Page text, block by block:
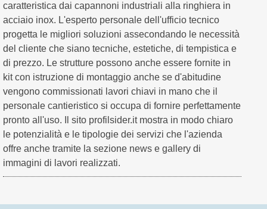
caratteristica dai capannoni industriali alla ringhiera in
acciaio inox. L'esperto personale dell'ufficio tecnico
progetta le migliori soluzioni assecondando le necessità
del cliente che siano tecniche, estetiche, di tempistica e
di prezzo. Le strutture possono anche essere fornite in
kit con istruzione di montaggio anche se d'abitudine
vengono commissionati lavori chiavi in mano che il
personale cantieristico si occupa di fornire perfettamente
pronto all'uso. Il sito profilsider.it mostra in modo chiaro
le potenzialità e le tipologie dei servizi che l'azienda
offre anche tramite la sezione news e gallery di
immagini di lavori realizzati.